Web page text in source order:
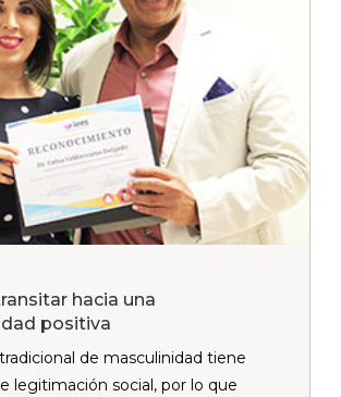
hacia una
positiva
de masculinidad tiene
legitimación social, por lo que